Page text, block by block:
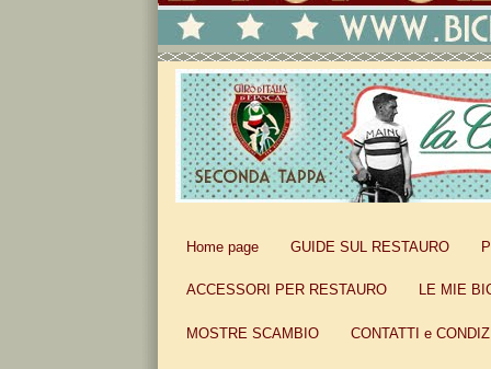
Home page GUIDE SUL RESTAURO
ACCESSORI PER RESTAURO LE MIE
MOSTRE SCAMBIO CONTATTI e